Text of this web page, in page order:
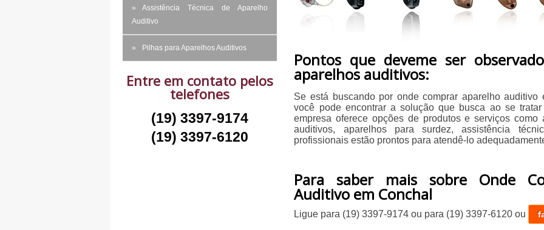
Assistência Técnica de Aparelho
Auditivo
Pilhas para Aparelhos Auditivos
Entre em contato pelos
telefones
(19) 3397-9174
(19) 3397-6120
Pontos que deveme ser
aparelhos auditivos:
Se está buscando por onde comprar aparelho auditivo
você pode encontrar a solução que busca ao se
empresa oferece opções de produtos e serviços como
auditivos, aparelhos para surdez, assistência
profissionais estão prontos para atendê-lo
Para saber mais sobre Onde
Auditivo em Conchal
Ligue para (19) 3397-9174 ou para (19) 3397-6120 ou